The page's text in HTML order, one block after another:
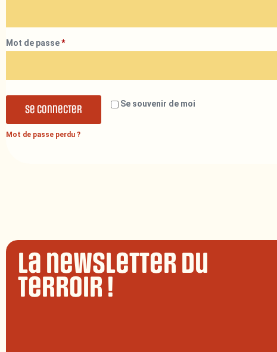
Mot de passe*
Se souvenir de moi
Se connecter
Mot de passe perdu ?
La newsletter du
terroir !